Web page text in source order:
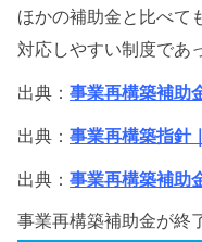
ほかの補助金と比べて
対応しやすい制度であ
出典： 事業再構築補助
出典： 事業再構築指針
出典： 事業再構築補助
事業再構築補助金が終